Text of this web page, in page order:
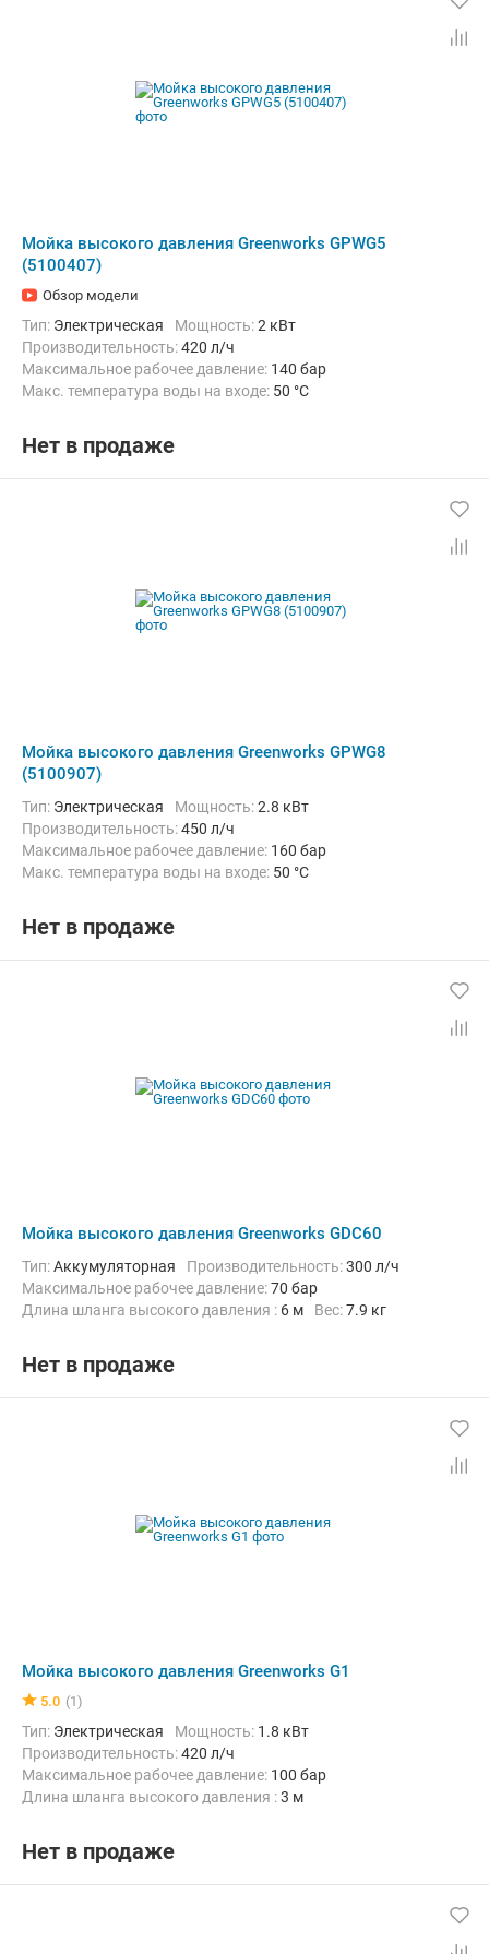
Мойка высокого давления Greenworks GPWG5
(5100407)
Обзор модели
Тип: Электрическая Мощность:2 кВт
Производительность:420 л/ч
Максимальное рабочее давление: 140 бар
Макс. температура воды на входе: 50 °C
Нет в продаже
Мойка высокого давления Greenworks GPWG8
(5100907)
Тип: Электрическая Мощность:2.8 кВт
Производительность:450 л/ч
Максимальное рабочее давление: 160 бар
Макс. температура воды на входе: 50 °C
Нет в продаже
Мойка высокого давления Greenworks GDC60
Тип:Аккумуляторная Производительность:300 л/ч
Максимальное рабочее давление:70 бар
Длина шланга высокого давления : 6 м Вес:7.9 кг
Нет в продаже
Мойка высокого давления Greenworks G1
5.0 (1)
Тип: Электрическая Мощность: 1.8 кВт
Производительность:420 л/ч
Максимальное рабочее давление: 100 бар
Длина шланга высокого давления :3 м
Нет в продаже